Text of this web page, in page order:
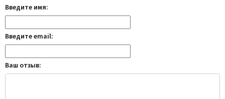
Введите имя:
Введите email:
Ваш отзыв: